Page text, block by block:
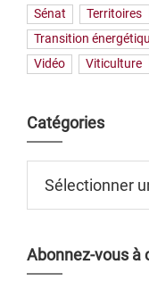
Sénat
Territoires
Transition
Vidéo
Viticulture
Catégories
Abonnez-vous à